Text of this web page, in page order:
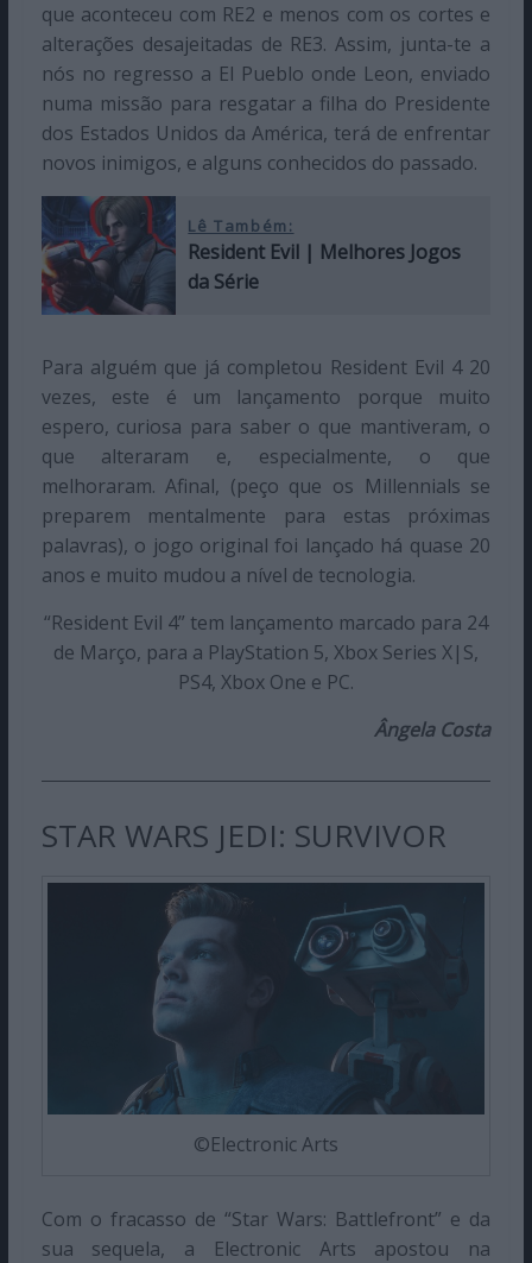
que aconteceu com RE2 e menos com os cortes e
alterações desajeitadas de RE3. Assim, junta-te a
nós no regresso a El Pueblo onde Leon, enviado
numa missão para resgatar a filha do Presidente
dos Estados Unidos da América, terá de enfrentar
novos inimigos, e alguns conhecidos do passado.
Lê Também:
Resident Evil | Melhores Jogos
da Série
Para alguém que já completou Resident Evil 4 20
vezes, este é um lançamento porque muito
espero, curiosa para saber o que mantiveram, o
que alteraram e, especialmente, o que
melhoraram. Afinal, (peço que os Millennials se
preparem mentalmente para estas próximas
palavras), o jogo original foi lançado há quase 20
anos e muito mudou a nível de tecnologia.
“Resident Evil 4” tem lançamento marcado para 24
de Março, para a PlayStation 5, Xbox Series X|S,
PS4, Xbox One e PC.
Ângela Costa
STAR WARS JEDI: SURVIVOR
©Electronic Arts
Com o fracasso de “Star Wars: Battlefront” e da
sua sequela, a Electronic Arts apostou na